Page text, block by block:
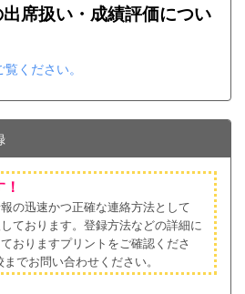
席扱い・成績評価につい
ください。
の迅速かつ正確な連絡方法として
ております。登録方法などの詳細に
おりますプリントをご確認くださ
でお問い合わせください。